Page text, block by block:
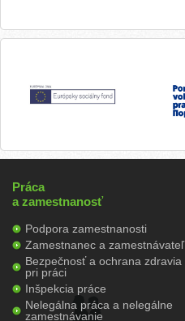
Práca
a zamestnanosť
Podpora zamestnanosti
Zamestnanec a zamestnávateľ
Bezpečnosť a ochrana zdravia
pri práci
Inšpekcia práce
Nelegálna práca a nelegálne
zamestnávanie